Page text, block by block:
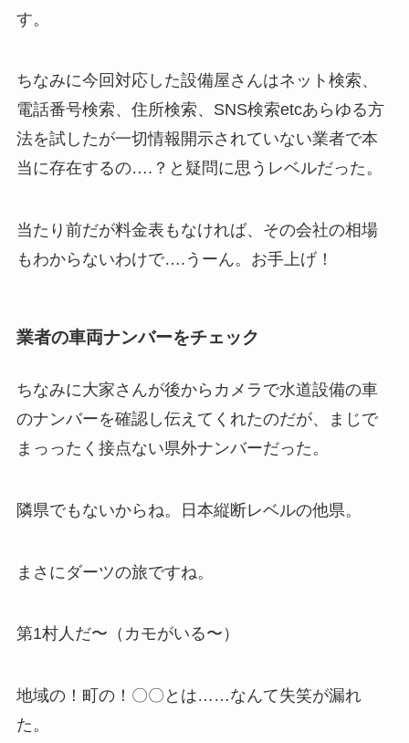
す。
ちなみに今回対応した設備屋さんはネット検索、
電話番号検索、住所検索、SNS検索etcあらゆる方
法を試したが一切情報開示されていない業者で本
当に存在するの….？と疑問に思うレベルだった。
当たり前だが料金表もなければ、その会社の相場
もわからないわけで….うーん。お手上げ！
業者の車両ナンバーをチェック
ちなみに大家さんが後からカメラで水道設備の車
のナンバーを確認し伝えてくれたのだが、まじで
まっったく接点ない県外ナンバーだった。
隣県でもないからね。日本縦断レベルの他県。
まさにダーツの旅ですね。
第1村人だ〜（カモがいる〜）
地域の！町の！〇〇とは……なんて失笑が漏れ
た。